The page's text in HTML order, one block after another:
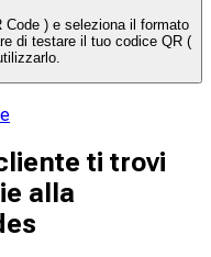
) e seleziona il formato
di testare il tuo codice QR (
ti trovi
alla